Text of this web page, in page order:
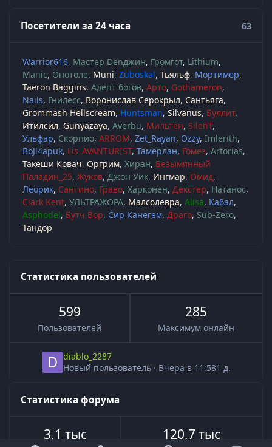
Посетители за 24 часа 63
Warrior616 Мастер Denджин Громгот Lithium
Manic Онотоле Muni Zuboskal Тьяльф Мортимер
Taeron Baggins Адепт богов Арто Gothameron
Nails Гнилесс Воронислав Серокрыл Сантьяга
Grommash Hellscream Huntsman Silvanus Буллит
Итилсил Gunyazaya Averbu Мильтен SilenT
Ульфар Скорпио ARROM Zet_Rayan Ozzy Imlerith
BoJl4apuk Lis_AVANTURIST Тамерлан Гомез Artorias
Такеши Ковач Оргрим Хиран Безымянный
Паладин_25 Жуков Джон Уик Ингмар Омид
Леорик Сантино Граво Харконен Декстер Натанос
Clark Kent УЛЬТРАЖОРА Малсолевра Alisa Кабал
Asphodel Бутч Вор Сир Канегем Драго Sub-Zero
Тандор
Статистика пользователей
599
Пользователей
285
Максимум онлайн
diablo_2287
Новый пользователь · Вчера в 11:581 д.
Статистика форума
3,1 тыс 120,7 тыс